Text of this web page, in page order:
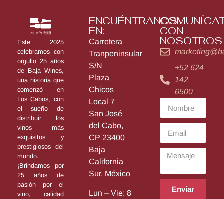
Este 2025
celebramos con
orgullo 25 años
de Baja Wines,
una historia que
comenzó en
Los Cabos, con
el sueño de
distribuir los
vinos más
exquisitos y
prestigiosos del
mundo.
¡Brindamos por
25 años de
pasión por el
vino, calidad
ENCUÉNTRANOS
EN:
Carretera
Tranpeninsular
S/N
Plaza
Chicos
Local 7
San José
del Cabo,
CP 23400
Baja
California
Sur, México
Lun – Vie: 8
CON
NOSOTROS
+52 624
142
6500
Enviar